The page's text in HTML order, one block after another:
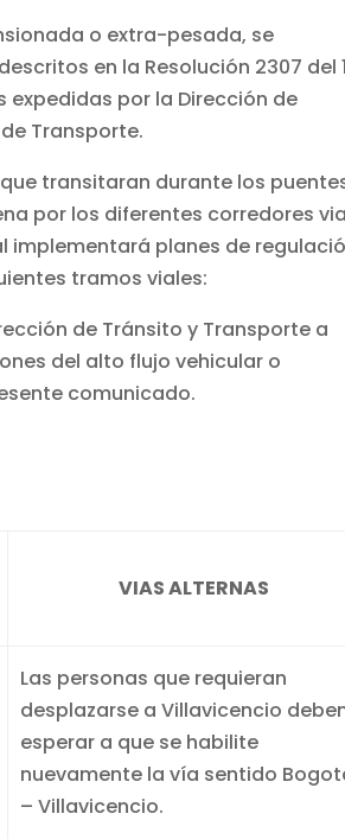
o extra-pesada, se
en la Resolución 2307 del
expedidas por la Dirección de
Transporte.
transitaran durante los
por los diferentes corredores
implementará planes de
tramos viales:
de Tránsito y Transporte a
del alto flujo vehicular o
comunicado.
VIAS ALTERNAS
Las personas que requieran
desplazarse a Villavicencio
esperar a que se habilite
nuevamente la vía sentido
– Villavicencio.